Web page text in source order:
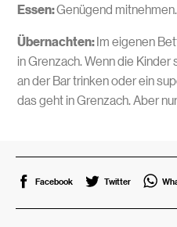
Essen:Genügend
Übernachten:Im eigenen
in Grenzach. Wenn die
an der Bar trinken oder ein
das geht in Grenzach. Aber
Facebook Twitter